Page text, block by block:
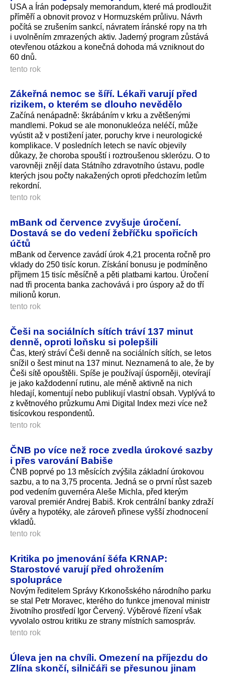
USA a Írán podepsaly memorandum, které má prodloužit
příměří a obnovit provoz v Hormuzském průlivu. Návrh
počítá se zrušením sankcí, návratem íránské ropy na trh
i uvolněním zmrazených aktiv. Jaderný program zůstává
otevřenou otázkou a konečná dohoda má vzniknout do
60 dnů.
tento rok
Zákeřná nemoc se šíří. Lékaři varují před
rizikem, o kterém se dlouho nevědělo
Začíná nenápadně: škrábáním v krku a zvětšenými
mandlemi. Pokud se ale mononukleóza neléčí, může
vyústit až v postižení jater, poruchy krve i neurologické
komplikace. V posledních letech se navíc objevily
důkazy, že choroba spouští i roztroušenou sklerózu. O to
varovněji znějí data Státního zdravotního ústavu, podle
kterých jsou počty nakažených oproti předchozím letům
rekordní.
tento rok
mBank od července zvyšuje úročení.
Dostavá se do vedení žebříčku spořicích
účtů
mBank od července zavádí úrok 4,21 procenta ročně pro
vklady do 250 tisíc korun. Získání bonusu je podmíněno
příjmem 15 tisíc měsíčně a pěti platbami kartou. Úročení
nad tři procenta banka zachovává i pro úspory až do tří
milionů korun.
tento rok
Češi na sociálních sítích tráví 137 minut
denně, oproti loňsku si polepšili
Čas, který stráví Češi denně na sociálních sítích, se letos
snížil o šest minut na 137 minut. Neznamená to ale, že by
Češi sítě opouštěli. Spíše je používají úsporněji, otevírají
je jako každodenní rutinu, ale méně aktivně na nich
hledají, komentují nebo publikují vlastní obsah. Vyplývá to
z květnového průzkumu Ami Digital Index mezi více než
tisícovkou respondentů.
tento rok
ČNB po více než roce zvedla úrokové sazby
i přes varování Babiše
ČNB poprvé po 13 měsících zvýšila základní úrokovou
sazbu, a to na 3,75 procenta. Jedná se o první růst sazeb
pod vedením guvernéra Aleše Michla, před kterým
varoval premiér Andrej Babiš. Krok centrální banky zdraží
úvěry a hypotéky, ale zároveň přinese vyšší zhodnocení
vkladů.
tento rok
Kritika po jmenování šéfa KRNAP:
Starostové varují před ohrožením
spolupráce
Novým ředitelem Správy Krkonošského národního parku
se stal Petr Moravec, kterého do funkce jmenoval ministr
životního prostředí Igor Červený. Výběrové řízení však
vyvolalo ostrou kritiku ze strany místních samospráv.
tento rok
Úleva jen na chvíli. Omezení na příjezdu do
Zlína skončí, silničáři se přesunou jinam